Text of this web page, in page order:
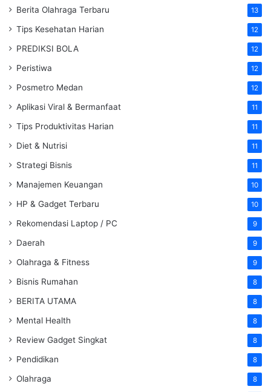
Berita Olahraga Terbaru 13
Tips Kesehatan Harian 12
PREDIKSI BOLA 12
Peristiwa 12
Posmetro Medan 12
Aplikasi Viral & Bermanfaat 11
Tips Produktivitas Harian 11
Diet & Nutrisi 11
Strategi Bisnis 11
Manajemen Keuangan 10
HP & Gadget Terbaru 10
Rekomendasi Laptop / PC 9
Daerah 9
Olahraga & Fitness 9
Bisnis Rumahan 8
BERITA UTAMA 8
Mental Health 8
Review Gadget Singkat 8
Pendidikan 8
Olahraga 8